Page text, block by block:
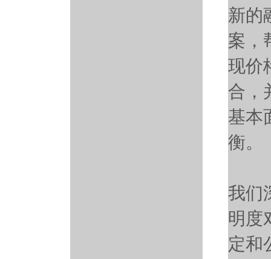
新的
案，
现价
合，
基本
衡。
我们
明度
定和